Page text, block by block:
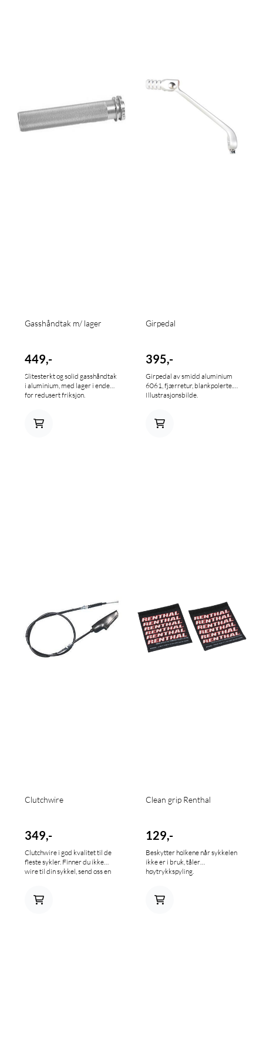
Gasshåndtak m/ lager
449,-
Slitesterkt og solid gasshåndtak
i aluminium, med lager i enden
for redusert friksjon.
plasthåndtakene. Bildet er et
Girpedal
395,-
Girpedal av smidd aluminium
6061, fjærretur, blankpolerte.
Illustrasjonsbilde.
Clutchwire
349,-
Clutchwire i god kvalitet til de
fleste sykler. Finner du ikke
wire til din sykkel, send oss en
Clean grip Renthal
129,-
Beskytter holkene når sykkelen
ikke er i bruk, tåler
høytrykkspyling.